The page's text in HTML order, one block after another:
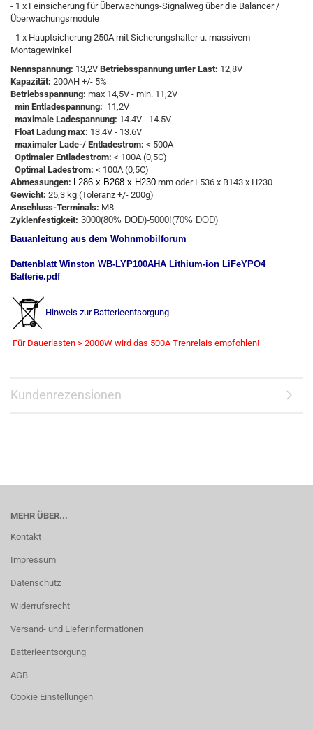
- 1 x Feinsicherung für Überwachungs-Signalweg über die Balancer /
Überwachungsmodule
- 1 x Hauptsicherung 250A mit Sicherungshalter u. massivem
Montagewinkel
Nennspannung: 13,2V Betriebsspannung unter Last: 12,8V
Kapazität: 200AH +/- 5%
Betriebsspannung: max 14,5V - min. 11,2V
min Entladespannung: 11,2V
maximale Ladespannung: 14.4V - 14.5V
Float Ladung max: 13.4V - 13.6V
maximaler Lade-/ Entladestrom: < 500A
Optimaler Entladestrom: < 100A(0,5C)
Optimal Ladestrom: < 100A (0,5C)
Abmessungen: L286 x B268 x H230 mm oder L536 x B143 x H230
Gewicht: 25,3 kg (Toleranz +/- 200g)
Anschluss-Terminals: M8
Zyklenfestigkeit: 3000(80% DOD)-5000!(70% DOD)
Bauanleitung aus dem Wohnmobilforum
Dattenblatt Winston WB-LYP100AHA Lithium-ion LiFeYPO4
Batterie.pdf
Hinweis zur Batterieentsorgung
Für Dauerlasten > 2000W wird das 500A Trenrelais empfohlen!
Kundenrezensionen
MEHR ÜBER...
Kontakt
Impressum
Datenschutz
Widerrufsrecht
Versand- und Lieferinformationen
Batterieentsorgung
AGB
Cookie Einstellungen